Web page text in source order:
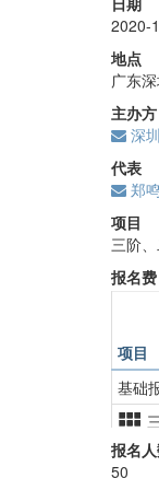
2020-
地点
广东
主办方
深
代表
郑
项目
三阶
报名费
项目
基础
报名
50